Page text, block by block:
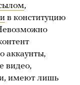
,
в конституцию
аккаунты,
видео,
имеют лишь